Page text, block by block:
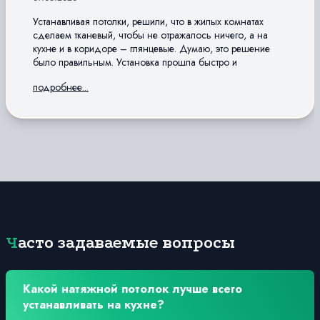
Устанавливая потолки, решили, что в жилых комнатах
сделаем тканевый, чтобы не отражалось ничего, а на
кухне и в коридоре – глянцевые. Думаю, это решение
было правильным. Установка прошла быстро и
сложно. Лично мне больше нравятся пленочные
подробнее...
Часто задаваемые вопросы
Какой натяжной потолок лучше всего
устанавливать на кухне?